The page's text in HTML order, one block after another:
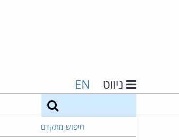
ניווט EN
חיפוש מתקדם